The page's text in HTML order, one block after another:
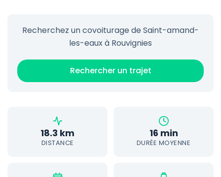
Recherchez un covoiturage de Saint-amand-
les-eaux à Rouvignies
Rechercher un trajet
18.3 km
DISTANCE
16 min
DURÉE MOYENNE